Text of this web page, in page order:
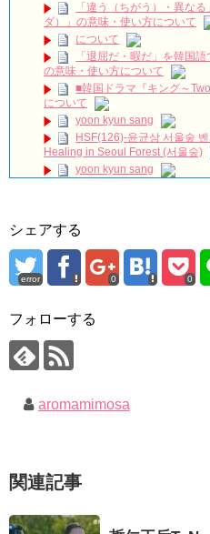
味とは？韓国俳優の突然の別れ
韓国映画【母とわたしの3
no.112 NEW!
The Untold Collapse of
ユン・シユン＆イ・ユヨン
で水木ドラマ1位をキープ Big
【衝撃】小笠原慎之介、甲
ない」伝統の一戦で覚醒なるか⚾
21世紀の大君夫人
#disneyplus #iu #byeonwooseok
ハン・ヘジン 한혜진 – (선
ハン・ヘジン 한혜진 – Still
한가인 –
「ライフ・ オン・ マーズ
レンタル開始！
Jin-Crash Landing On You/ヒョン
ョンら同僚芸能人から慰めの言葉
キングを一部公開（DVD-SET2特
「違う（ちがう）・異な
ダ）」の意味・使い方について
について
「退屈だ・暇だ」を韓国
の意味・使い方について
■韓国ドラマ『キング～
について
yoon kyun sang
HSF(126)-윤균상 서울숲
Healing in Seoul Forest (서울숲)
yoon kyun sang
九尾狐外伝 メイキング03
チョ・ヒョンジェ 조현
キム・テヒの弟イ・ワン
「まず熱く掃除せよ」女優
【裏芸能】キムユジョンの
いでしょ？” Big News TV
幻の王女チャミョンゴ エ
か」出演で話題 Big News TV
シェアする
error 0 0
フォローする
aromamimosa
関連記事